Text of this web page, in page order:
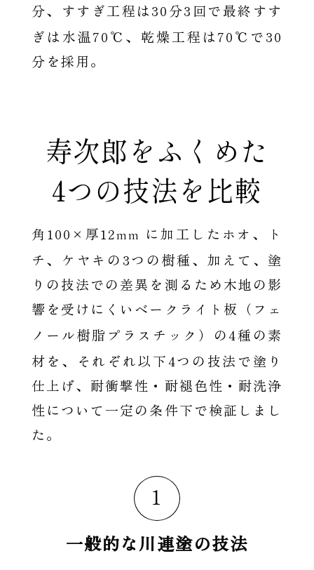
分、すすぎ工程は 30 分3 回で最終すす
ぎは水温70 ℃、乾燥工程は 70 ℃で 30
分を採用。
寿次郎をふくめた
4つの技法を比較
角 100× 厚12mm に加工したホオ、ト
チ、ケヤキの 3つの樹種、加えて、塗
りの技法での差異を測るため木地の影
響を受けにくいベークライト板（フェ
ノール樹脂プラスチック）の 4種の素
材を、それぞれ以下 4つの技法で塗り
仕上げ、耐衝撃性・耐褪色性・耐洗浄
性について一定の条件下で検証しまし
た。
1
一般的な川連塗の技法